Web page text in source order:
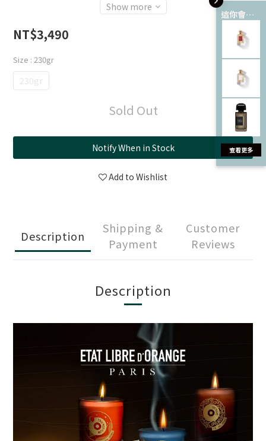
這你會愛 💘
Show more
NT$3,490
Size : 230gr
230gr
Sold Out
Notify When in Stock
Add to Wishlist
Description
Shipping &
Payment
Customer
Reviews
Description